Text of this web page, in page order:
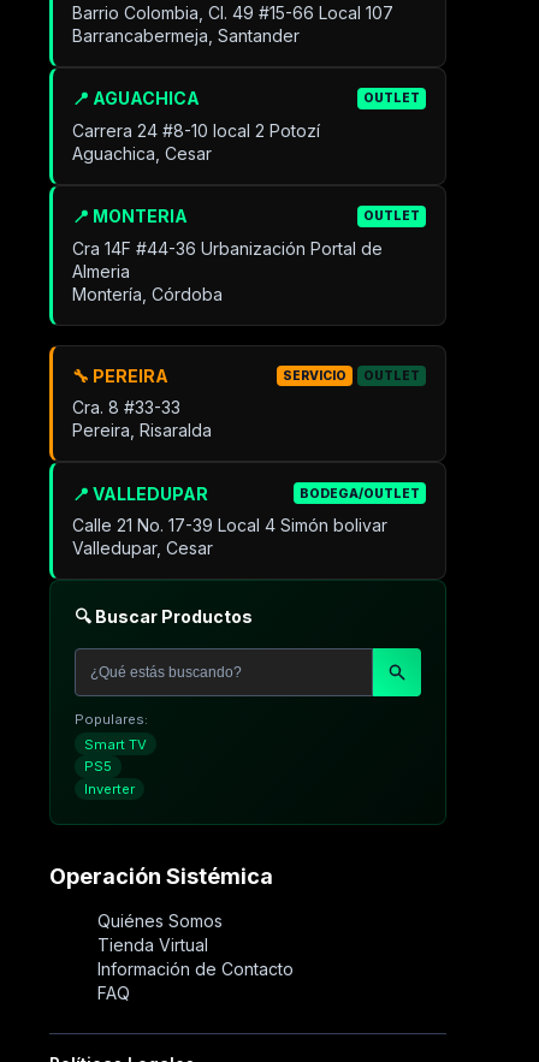
Barrio Colombia, Cl. 49 #15-66 Local 107
Barrancabermeja, Santander
📍 AGUACHICA OUTLET
Carrera 24 #8-10 local 2 Potozí
Aguachica, Cesar
📍 MONTERIA OUTLET
Cra 14F #44-36 Urbanización Portal de
Almeria
Montería, Córdoba
📍 VALLEDUPAR BODEGA/OUTLET
Calle 21 No. 17-39 Local 4 Simón bolivar
Valledupar, Cesar
🔧 PEREIRA SERVICIO OUTLET
Cra. 8 #33-33
Pereira, Risaralda
🔍 Buscar Productos
Populares:
Smart TV
PS5
Inverter
Operación Sistémica
Quiénes Somos
Tienda Virtual
Información de Contacto
FAQ